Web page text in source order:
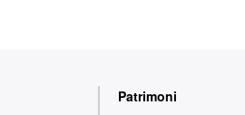
Patrimoni